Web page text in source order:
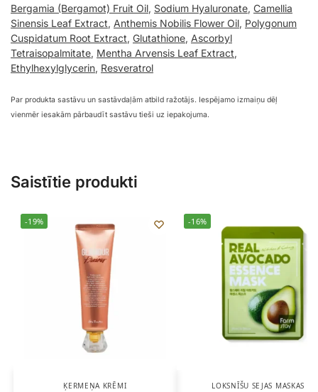
Bergamia (Bergamot) Fruit Oil, Sodium Hyaluronate, Camellia
Sinensis Leaf Extract, Anthemis Nobilis Flower Oil, Polygonum
Cuspidatum Root Extract, Glutathione, Ascorbyl
Tetraisopalmitate, Mentha Arvensis Leaf Extract,
Ethylhexylglycerin, Resveratrol
Par produkta sastāvu un sastāvdaļām atbild ražotājs. Iespējamo izmaiņu dēļ
vienmēr iesakām pārbaudīt sastāvu tieši uz iepakojuma.
Saistītie produkti
-19%
ĶERMEŅA KRĒMI
-16%
LOKSNĪŠU SEJAS MASKAS